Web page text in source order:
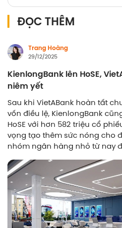
ĐỌC THÊM
Trang Hoàng
29/12/2025
KienlongBank lên HoSE,
niêm yết
Sau khi VietABank hoàn tất
vốn điều lệ, KienlongBank
HoSE với hơn 582 triệu cổ
vọng tạo thêm sức nóng cho
nhóm ngân hàng nhỏ từ nay